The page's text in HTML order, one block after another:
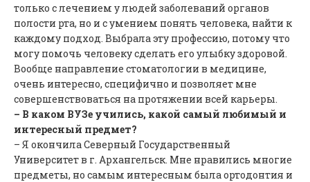
только с лечением у людей заболеваний органов
полости рта, но и с умением понять человека, найти к
каждому подход. Выбрала эту профессию, потому что
могу помочь человеку сделать его улыбку здоровой.
Вообще направление стоматологии в медицине,
очень интересно, специфично и позволяет мне
совершенствоваться на протяжении всей карьеры.
– В каком ВУЗе учились, какой самый любимый и
интересный предмет?
– Я окончила Северный Государственный
Университет в г. Архангельск. Мне нравились многие
предметы, но самым интересным была ортодонтия и